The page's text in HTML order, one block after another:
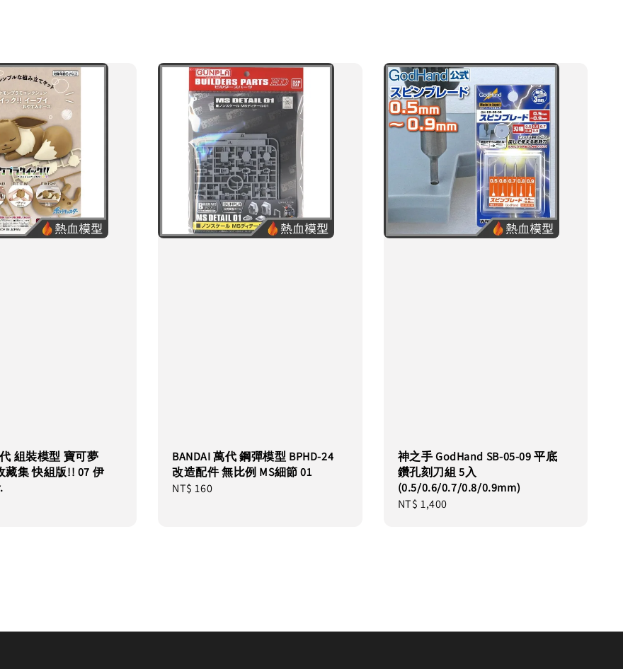
組裝模型 寶可夢
藏集 快組版!! 07 伊
BANDAI 萬代 鋼彈模型 BPHD-24
改造配件 無比例 MS細節 01
Regular
NT$ 160
神之手 GodHand SB-05-09 平底
鑽孔刻刀組 5入
(0.5/0.6/0.7/0.8/0.9mm)
Regular
NT$ 1,400